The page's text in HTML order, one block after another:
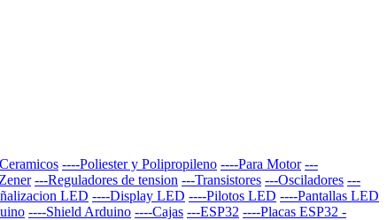
----Poliester y Polipropileno ----Para Motor ---
---Reguladores de tension ---Transistores ---Osciladores ---
LED ----Display LED ----Pilotos LED ----Pantallas LED
----Shield Arduino ----Cajas ---ESP32 ----Placas ESP32 -